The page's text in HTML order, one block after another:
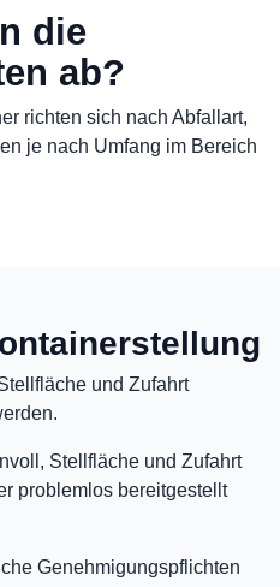
die
ab?
richten sich nach Abfallart,
je nach Umfang im Bereich
und Zufahrt
Stellfläche und Zufahrt
problemlos bereitgestellt
Genehmigungspflichten